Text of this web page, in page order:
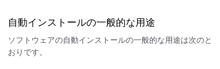
自動インストールの一般的な用途
ソフトウェアの自動インストールの一般的な用途は次のと
おりです。